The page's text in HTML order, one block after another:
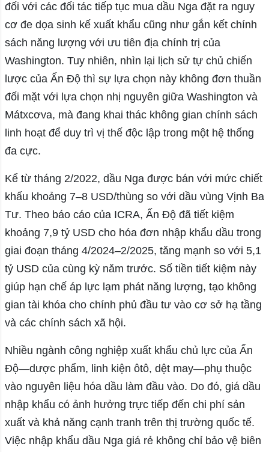
đối với các đối tác tiếp tục mua dầu Nga đặt ra nguy
cơ đe dọa sinh kế xuất khẩu cũng như gắn kết chính
sách năng lượng với ưu tiên địa chính trị của
Washington. Tuy nhiên, nhìn lại lịch sử tự chủ chiến
lược của Ấn Độ thì sự lựa chọn này không đơn thuần
đối mặt với lựa chọn nhị nguyên giữa Washington và
Mátxcơva, mà đang khai thác không gian chính sách
linh hoạt để duy trì vị thế độc lập trong một hệ thống
đa cực.
Kể từ tháng 2/2022, dầu Nga được bán với mức chiết
khấu khoảng 7–8 USD/thùng so với dầu vùng Vịnh Ba
Tư. Theo báo cáo của ICRA, Ấn Độ đã tiết kiệm
khoảng 7,9 tỷ USD cho hóa đơn nhập khẩu dầu trong
giai đoạn tháng 4/2024–2/2025, tăng mạnh so với 5,1
tỷ USD của cùng kỳ năm trước. Số tiền tiết kiệm này
giúp hạn chế áp lực lạm phát năng lượng, tạo không
gian tài khóa cho chính phủ đầu tư vào cơ sở hạ tầng
và các chính sách xã hội.
Nhiều ngành công nghiệp xuất khẩu chủ lực của Ấn
Độ—dược phẩm, linh kiện ôtô, dệt may—phụ thuộc
vào nguyên liệu hóa dầu làm đầu vào. Do đó, giá dầu
nhập khẩu có ảnh hưởng trực tiếp đến chi phí sản
xuất và khả năng cạnh tranh trên thị trường quốc tế.
Việc nhập khẩu dầu Nga giá rẻ không chỉ bảo vệ biên